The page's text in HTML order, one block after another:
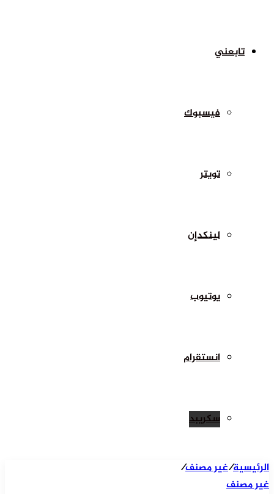
تابعني
فيسبوك
تويتر
لينكدإن
يوتيوب
انستقرام
سكريبد
الرئيسية/غير مصنف/
غير مصنف